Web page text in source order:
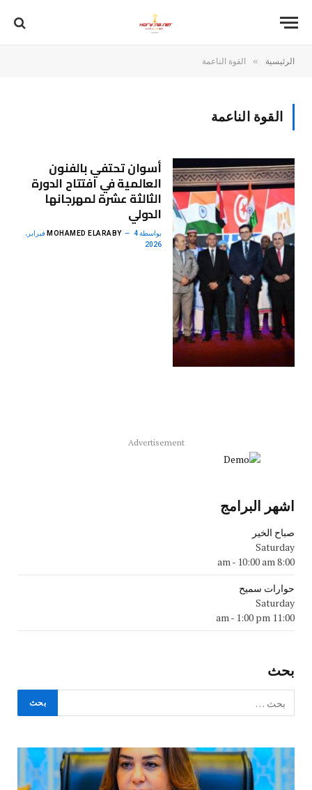
الرئيسية » القوة الناعمة
القوة الناعمة
أسوان تحتفي بالفنون
العالمية في افتتاح الدورة
الثالثة عشرة لمهرجانها
الدولي
بواسطة MOHAMED ELARABY 4 فبراير،
2026
Advertisement
اشهر البرامج
صباح الخير
Saturday
8:00 am
- 10:00 am
حوارات سميح
Saturday
11:00 am
- 1:00 pm
بحث